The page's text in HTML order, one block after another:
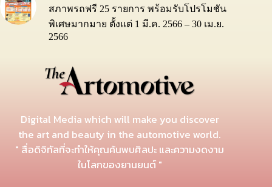
สภาพรถฟรี 25 รายการ พร้อมรับโปรโมชัน
พิเศษมากมาย ตั้งแต่ 1 มี.ค. 2566 – 30 เม.ย.
2566
Digital Media which will make you discover
the art and beauty in the automotive world.
" สื่อดิจิทัลที่จะทำให้คุณค้นพบศิลปะ และความงดงาม
ในโลกของยานยนต์ "